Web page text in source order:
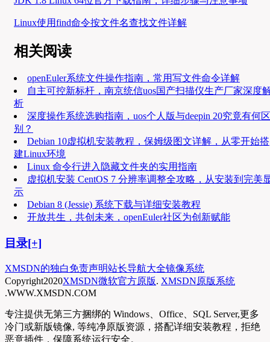
Linux使用find命令按文件名查找文件详解
相关阅读
openEuler系统文件操作指南，常用写文件命令详解
自主可控新标杆，南京统信uos国产扫描仪生产厂家深度
析
深度操作系统选购指南，uos个人版与deepin 20究竟有何区
别？
Debian 10虚拟机安装教程，保姆级图文详解，从零开始搭
建Linux环境
Linux 命令行进入隐藏文件夹的实用指南
虚拟机安装 CentOS 7 分辨率调整全攻略，从安装到完美
示
Debian 8 (Jessie) 系统下载与详细安装教程
开放共生，共创未来，openEuler社区为创新赋能
目录[+]
XMSDN的独白免责声明站长导航大全镜像系统
Copyright2020XMSDN微软官方原版. XMSDN原版系统
.WWW.XMSDN.COM
专注提供无第三方捆绑的 Windows、Office、SQL Server,更多
冷门或新版镜像, 等纯净原版资源，搭配详细安装教程，拒绝
恶意插件，保障系统运行安全。